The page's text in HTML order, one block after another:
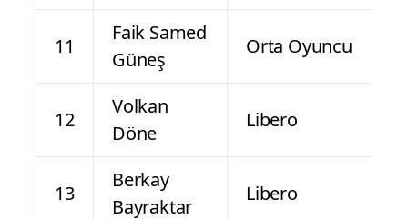
11
Faik Samed
Güneş
Orta Oyuncu
12
Volkan
Döne
Libero
13
Berkay
Bayraktar
Libero